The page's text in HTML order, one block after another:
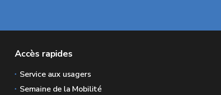
Accès rapides
Service aux usagers
Semaine de la Mobilité